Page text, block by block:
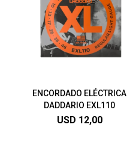
ENCORDADO ELÉCTRICA
DADDARIO EXL110
USD 12,00